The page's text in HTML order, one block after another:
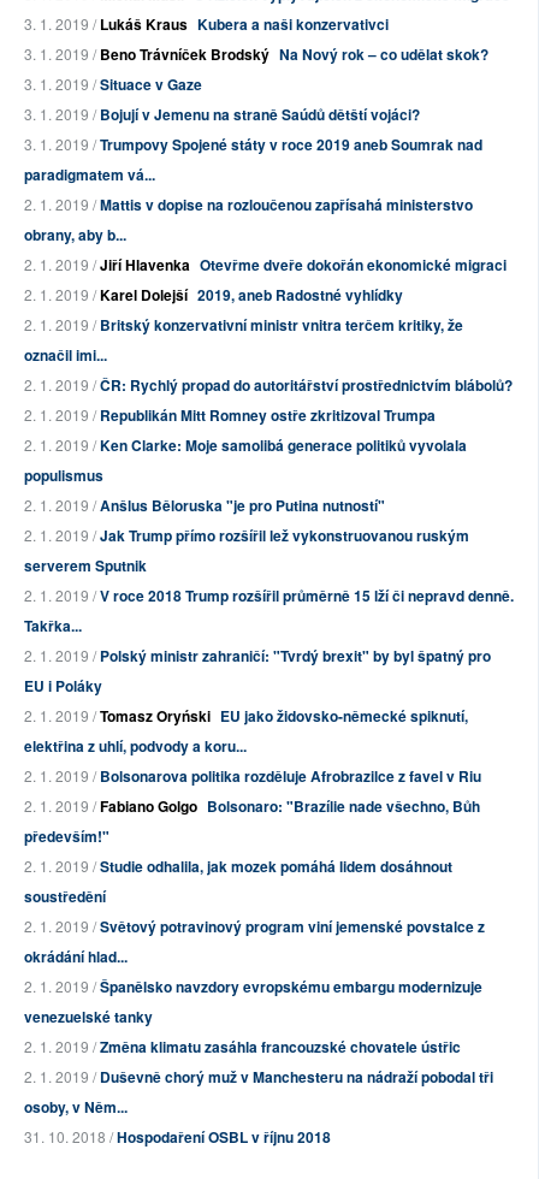
3. 1. 2019 /Lukáš Kraus Kubera a naši konzervativci
3. 1. 2019 /Beno Trávníček Brodský Na Nový rok – co udělat skok?
3. 1. 2019 /Situace v Gaze
3. 1. 2019 /Bojují v Jemenu na straně Saúdů dětští vojáci?
3. 1. 2019 /Trumpovy Spojené státy v roce 2019 aneb Soumrak nad
paradigmatem vá...
2. 1. 2019 /Mattis v dopise na rozloučenou zapřísahá ministerstvo
obrany, aby b...
2. 1. 2019 /Jiří Hlavenka Otevřme dveře dokořán ekonomické migraci
2. 1. 2019 /Karel Dolejší 2019, aneb Radostné vyhlídky
2. 1. 2019 /Britský konzervativní ministr vnitra terčem kritiky, že
označil imi...
2. 1. 2019 /ČR: Rychlý propad do autoritářství prostřednictvím blábolů?
2. 1. 2019 /Republikán Mitt Romney ostře zkritizoval Trumpa
2. 1. 2019 /Ken Clarke: Moje samolibá generace politiků vyvolala
populismus
2. 1. 2019 /Anšlus Běloruska "je pro Putina nutností"
2. 1. 2019 /Jak Trump přímo rozšířil lež vykonstruovanou ruským
serverem Sputnik
2. 1. 2019 /V roce 2018 Trump rozšířil průměrně 15 lží či nepravd denně.
Takřka...
2. 1. 2019 /Polský ministr zahraničí: "Tvrdý brexit" by byl špatný pro
EU i Poláky
2. 1. 2019 /Tomasz Oryński EU jako židovsko-německé spiknutí,
elektřina z uhlí, podvody a koru...
2. 1. 2019 /Bolsonarova politika rozděluje Afrobrazilce z favel v Riu
2. 1. 2019 /Fabiano Golgo Bolsonaro: "Brazílie nade všechno, Bůh
především!"
2. 1. 2019 /Studie odhalila, jak mozek pomáhá lidem dosáhnout
soustředění
2. 1. 2019 /Světový potravinový program viní jemenské povstalce z
okrádání hlad...
2. 1. 2019 /Španělsko navzdory evropskému embargu modernizuje
venezuelské tanky
2. 1. 2019 /Změna klimatu zasáhla francouzské chovatele ústřic
2. 1. 2019 /Duševně chorý muž v Manchesteru na nádraží pobodal tři
osoby, v Něm...
31. 10. 2018 /Hospodaření OSBL v říjnu 2018